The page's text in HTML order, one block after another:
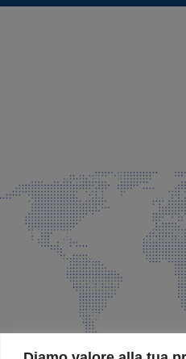
info@faeg.it
Via Padre Elzi, 32
035 525015
035 335037
info@faeg.it
SITE